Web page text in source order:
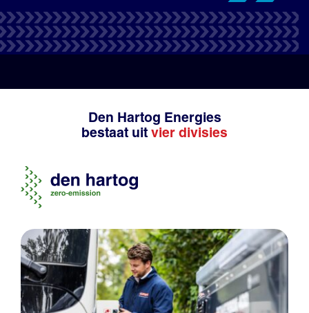
Productadvies
Den Hartog Energies
bestaat uit vier divisies